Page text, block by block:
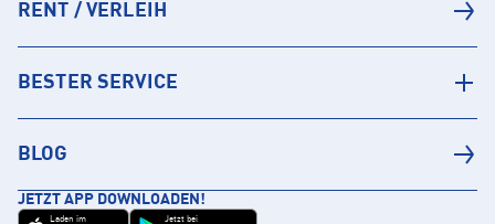
RENT / VERLEIH
BESTER SERVICE
BLOG
JETZT APP DOWNLOADEN!
Laden im Jetzt bei